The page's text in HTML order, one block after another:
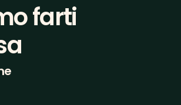
farti